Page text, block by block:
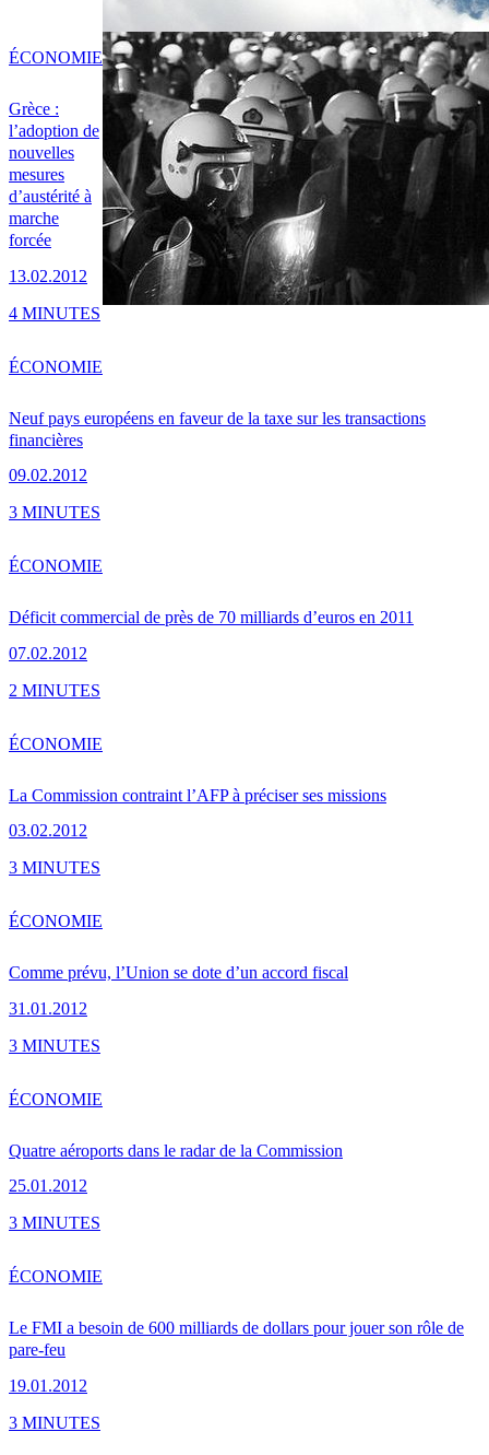
Grèce :
l’adoption de
nouvelles
mesures
d’austérité à
marche
forcée
13.02.2012
ÉCONOMIE
4 MINUTES
Neuf pays européens en faveur de la taxe sur les transactions
financières
09.02.2012
ÉCONOMIE
3 MINUTES
Déficit commercial de près de 70 milliards d’euros en 2011
07.02.2012
ÉCONOMIE
2 MINUTES
La Commission contraint l’AFP à préciser ses missions
03.02.2012
ÉCONOMIE
3 MINUTES
Comme prévu, l’Union se dote d’un accord fiscal
31.01.2012
ÉCONOMIE
3 MINUTES
Quatre aéroports dans le radar de la Commission
25.01.2012
ÉCONOMIE
3 MINUTES
Le FMI a besoin de 600 milliards de dollars pour jouer son rôle de
pare-feu
19.01.2012
ÉCONOMIE
3 MINUTES